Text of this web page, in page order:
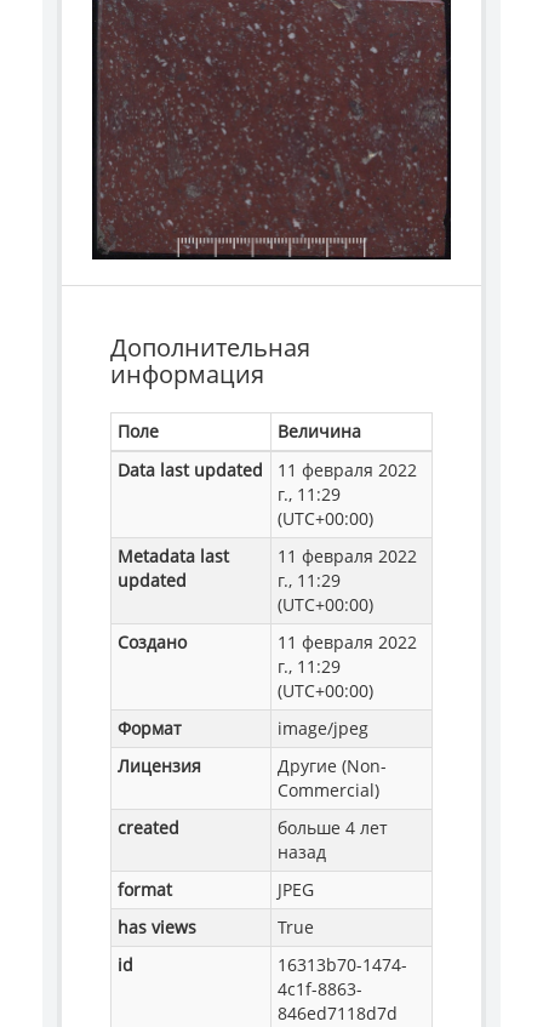
Дополнительная
информация
Поле
Величина
Data last updated
11 февраля 2022
г., 11:29
(UTC+00:00)
Metadata last
updated
11 февраля 2022
г., 11:29
(UTC+00:00)
Создано
11 февраля 2022
г., 11:29
(UTC+00:00)
Формат
image/jpeg
Лицензия
Другие (Non-
Commercial)
created
больше 4 лет
назад
format
JPEG
has views
True
id
16313b70-1474-
4c1f-8863-
846ed7118d7d